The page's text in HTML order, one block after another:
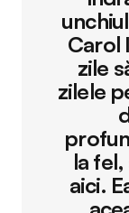
Carol
zile
zilele
la
aici.